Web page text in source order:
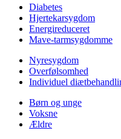
Diabetes
Hjertekarsygdom
Energireduceret
Mave-tarmsygdomme
Nyresygdom
Overfølsomhed
Individuel
Børn og unge
Voksne
Ældre